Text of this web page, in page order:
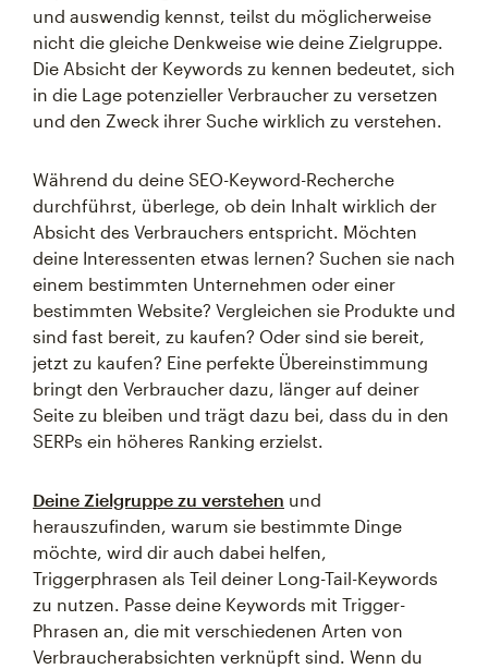
und auswendig kennst, teilst du möglicherweise
nicht die gleiche Denkweise wie deine Zielgruppe.
Die Absicht der Keywords zu kennen bedeutet, sich
in die Lage potenzieller Verbraucher zu versetzen
und den Zweck ihrer Suche wirklich zu verstehen.
Während du deine SEO-Keyword-Recherche
durchführst, überlege, ob dein Inhalt wirklich der
Absicht des Verbrauchers entspricht. Möchten
deine Interessenten etwas lernen? Suchen sie nach
einem bestimmten Unternehmen oder einer
bestimmten Website? Vergleichen sie Produkte und
sind fast bereit, zu kaufen? Oder sind sie bereit,
jetzt zu kaufen? Eine perfekte Übereinstimmung
bringt den Verbraucher dazu, länger auf deiner
Seite zu bleiben und trägt dazu bei, dass du in den
SERPs ein höheres Ranking erzielst.
Deine Zielgruppe zu verstehen und
herauszufinden, warum sie bestimmte Dinge
möchte, wird dir auch dabei helfen,
Triggerphrasen als Teil deiner Long-Tail-Keywords
zu nutzen. Passe deine Keywords mit Trigger-
Phrasen an, die mit verschiedenen Arten von
Verbraucherabsichten verknüpft sind. Wenn du